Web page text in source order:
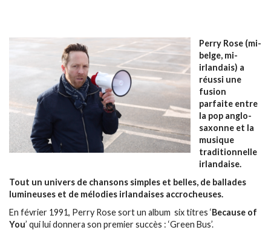
Perry Rose (mi-
belge, mi-
irlandais) a
réussi une
fusion
parfaite entre
la pop anglo-
saxonne et la
musique
traditionnelle
irlandaise.
Tout un univers de chansons simples et belles, de ballades
lumineuses et de mélodies irlandaises accrocheuses.
En février 1991, Perry Rose sort un album six titres ‘Because of
You’ qui lui donnera son premier succès : ‘Green Bus’.